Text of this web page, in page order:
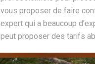
vous proposer de faire
expert qui a beaucoup
peut proposer des tarifs